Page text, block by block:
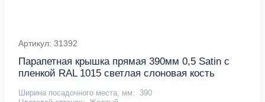
Артикул: 31392
Парапетная крышка прямая 390мм 0,5 Satin с
пленкой RAL 1015 светлая слоновая кость
Ширина посадочного места, мм:
390